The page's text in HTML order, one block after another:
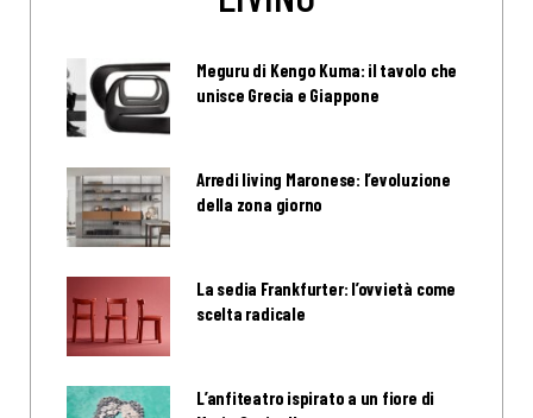
Meguru di Kengo Kuma: il tavolo che
unisce Grecia e Giappone
Arredi living Maronese: l’evoluzione
della zona giorno
La sedia Frankfurter: l’ovvietà come
scelta radicale
L’anfiteatro ispirato a un fiore di